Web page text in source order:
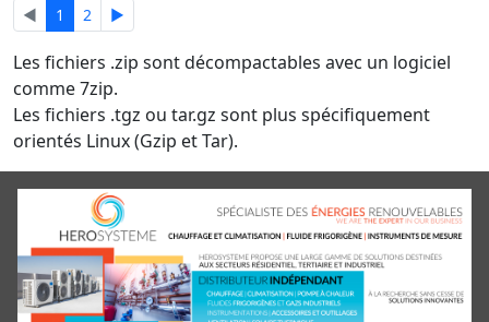
◄ 1 2 ►
Les fichiers .zip sont décompactables avec un logiciel
comme 7zip.
Les fichiers .tgz ou tar.gz sont plus spécifiquement
orientés Linux (Gzip et Tar).